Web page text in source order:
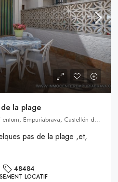
la plage
Empuriabrava, Empuriabrava i entorn, Empuriabrava, Castellón de Ampurias, Alto Ampurdán, Gerona, Cataluña, 17486, España, Empuriabrava, Catalogne, Espagne
pas de la plage ,et,
48484
LOCATIF